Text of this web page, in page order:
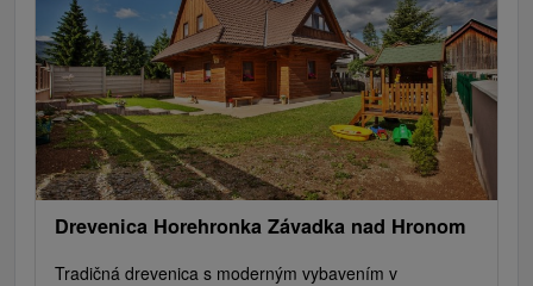
Drevenica Horehronka Závadka nad Hronom
Tradičná drevenica s moderným vybavením v